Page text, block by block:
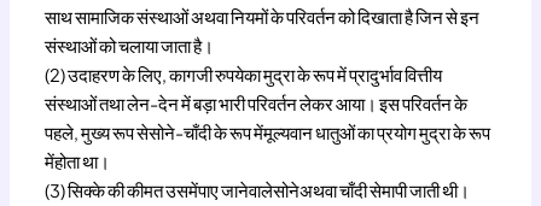
साथ सामाजिक संस्थाओं अथवा नियमों के परिवर्तन को दिखाता है जिन से इन
संस्थाओं को चलाया जाता है।
(2) उदाहरण के लिए, कागजी रुपयेका मुद्रा के रूप में प्रादुर्भाव वित्तीय
संस्थाओं तथा लेन-देन में बड़ा भारी परिवर्तन लेकर आया। इस परिवर्तन के
पहले, मुख्य रूप सेसोने-चाँदी के रूप मेंमूल्यवान धातुओं का प्रयोग मुद्रा के रूप
मेंहोता था।
(3) सिक्के की कीमत उसमेंपाए जानेवालेसोनेअथवा चाँदी सेमापी जाती थी।